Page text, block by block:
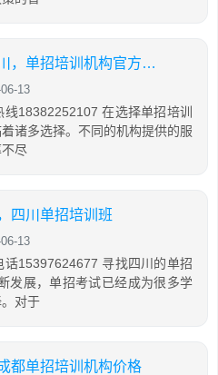
单招培训机构官方排名四川，单招培训机构官方排名四川有哪些
13
18382252107 在选择单招培训
诸多选择。不同的机构提供的服
尽
四川单招培训班
13
15397624677 寻找四川的单招
发展，单招考试已经成为很多学
对于
都单招培训机构价格